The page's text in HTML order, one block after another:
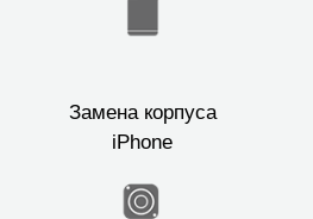
Замена корпуса
iPhone